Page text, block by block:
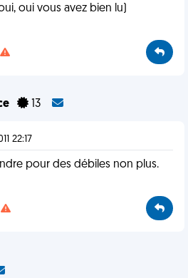
oui vous avez bien lu)
13
22:17
pour des débiles non plus.